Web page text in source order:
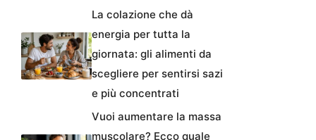
La colazione che dà
energia per tutta la
giornata: gli alimenti da
scegliere per sentirsi sazi
e più concentrati
Vuoi aumentare la massa
muscolare? Ecco quale